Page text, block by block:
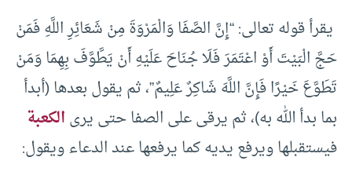
يقرأ قوله تعالى: “إِنَّ الصَّفَا وَالْمَرْوَةَ مِنْ شَعَائِرِ اللَّهِ فَمَنْ
حَجَّ الْبَيْتَ أَوْ اعْتَمَرَ فَلَا جُنَاحَ عَلَيْهِ أَنْ يَطَّوَّفَ بِهِمَا وَمَنْ
تَطَوَّعَ خَيْرًا فَإِنَّ اللَّهَ شَاكِرٌ عَلِيمٌ”، ثم يقول بعدها (أبدأ
بما بدأ الله به)، ثم يرقى على الصفا حتى يرىالكعبة
فيستقبلها ويرفع يديه كما يرفعها عند الدعاء ويقول: